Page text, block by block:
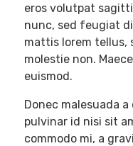
eros volutpat
nunc, sed feugiat
mattis lorem tellus,
molestie non.
euismod.
Donec malesuada
pulvinar id nisi sit
commodo mi, a